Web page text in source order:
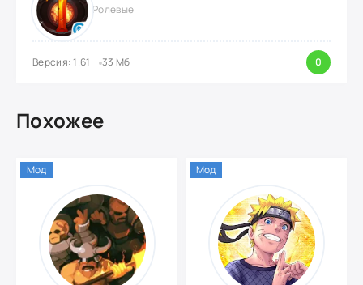
Ролевые
Версия: 1.61 33 Мб 0
Похожее
Мод Мод